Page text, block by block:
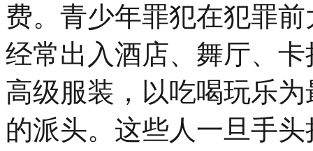
费。青少年罪犯在犯罪
经常出入酒店、舞厅、
高级服装，以吃喝玩乐
的派头。这些人一旦手